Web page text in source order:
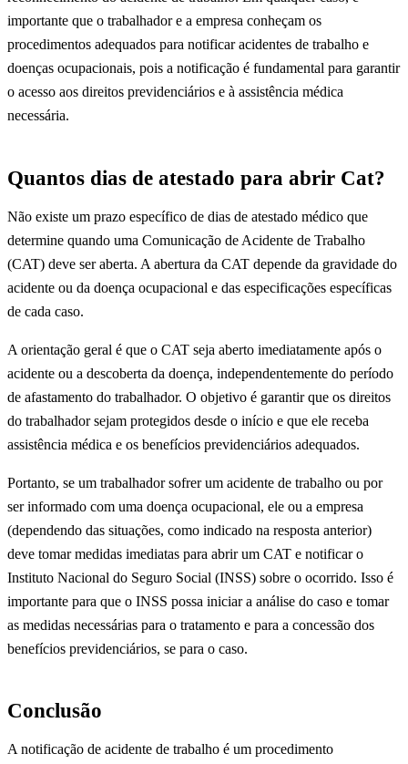
importante que o trabalhador e a empresa conheçam os
procedimentos adequados para notificar acidentes de trabalho e
doenças ocupacionais, pois a notificação é fundamental para garantir
o acesso aos direitos previdenciários e à assistência médica
necessária.
Quantos dias de atestado para abrir Cat?
Não existe um prazo específico de dias de atestado médico que
determine quando uma Comunicação de Acidente de Trabalho
(CAT) deve ser aberta. A abertura da CAT depende da gravidade do
acidente ou da doença ocupacional e das especificações específicas
de cada caso.
A orientação geral é que o CAT seja aberto imediatamente após o
acidente ou a descoberta da doença, independentemente do período
de afastamento do trabalhador. O objetivo é garantir que os direitos
do trabalhador sejam protegidos desde o início e que ele receba
assistência médica e os benefícios previdenciários adequados.
Portanto, se um trabalhador sofrer um acidente de trabalho ou por
ser informado com uma doença ocupacional, ele ou a empresa
(dependendo das situações, como indicado na resposta anterior)
deve tomar medidas imediatas para abrir um CAT e notificar o
Instituto Nacional do Seguro Social (INSS) sobre o ocorrido. Isso é
importante para que o INSS possa iniciar a análise do caso e tomar
as medidas necessárias para o tratamento e para a concessão dos
benefícios previdenciários, se para o caso.
Conclusão
A notificação de acidente de trabalho é um procedimento